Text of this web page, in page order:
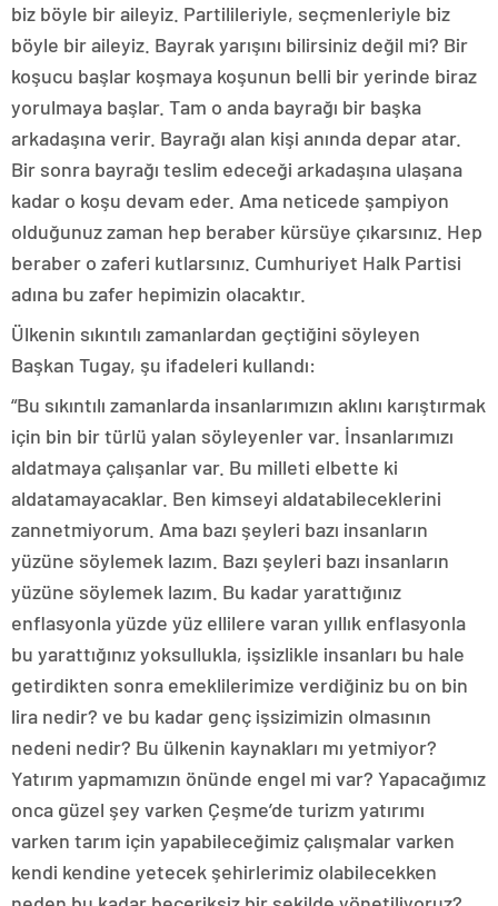
biz böyle bir aileyiz. Partilileriyle, seçmenleriyle biz
böyle bir aileyiz. Bayrak yarışını bilirsiniz değil mi? Bir
koşucu başlar koşmaya koşunun belli bir yerinde biraz
yorulmaya başlar. Tam o anda bayrağı bir başka
arkadaşına verir. Bayrağı alan kişi anında depar atar.
Bir sonra bayrağı teslim edeceği arkadaşına ulaşana
kadar o koşu devam eder. Ama neticede şampiyon
olduğunuz zaman hep beraber kürsüye çıkarsınız. Hep
beraber o zaferi kutlarsınız. Cumhuriyet Halk Partisi
adına bu zafer hepimizin olacaktır.
Ülkenin sıkıntılı zamanlardan geçtiğini söyleyen
Başkan Tugay, şu ifadeleri kullandı:
“Bu sıkıntılı zamanlarda insanlarımızın aklını karıştırmak
için bin bir türlü yalan söyleyenler var. İnsanlarımızı
aldatmaya çalışanlar var. Bu milleti elbette ki
aldatamayacaklar. Ben kimseyi aldatabileceklerini
zannetmiyorum. Ama bazı şeyleri bazı insanların
yüzüne söylemek lazım. Bazı şeyleri bazı insanların
yüzüne söylemek lazım. Bu kadar yarattığınız
enflasyonla yüzde yüz ellilere varan yıllık enflasyonla
bu yarattığınız yoksullukla, işsizlikle insanları bu hale
getirdikten sonra emeklilerimize verdiğiniz bu on bin
lira nedir? ve bu kadar genç işsizimizin olmasının
nedeni nedir? Bu ülkenin kaynakları mı yetmiyor?
Yatırım yapmamızın önünde engel mi var? Yapacağımız
onca güzel şey varken Çeşme’de turizm yatırımı
varken tarım için yapabileceğimiz çalışmalar varken
kendi kendine yetecek şehirlerimiz olabilecekken